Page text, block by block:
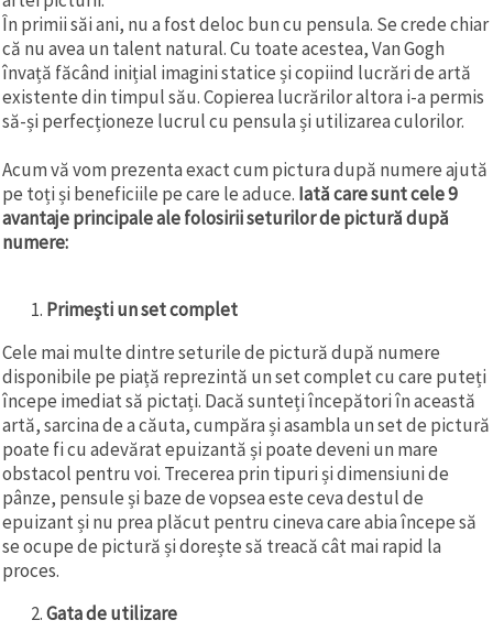
În primii săi ani, nu a fost deloc bun cu pensula. Se crede chiar
că nu avea un talent natural. Cu toate acestea, Van Gogh
învață făcând inițial imagini statice și copiind lucrări de artă
existente din timpul său. Copierea lucrărilor altora i-a permis
să-și perfecționeze lucrul cu pensula și utilizarea culorilor.
Acum vă vom prezenta exact cum pictura după numere ajută
pe toți și beneficiile pe care le aduce. Iată care sunt cele 9
avantaje principale ale folosirii seturilor de pictură după
numere:
Primești un set complet
Cele mai multe dintre seturile de pictură după numere
disponibile pe piață reprezintă un set complet cu care puteți
începe imediat să pictați. Dacă sunteți începători în această
artă, sarcina de a căuta, cumpăra și asambla un set de pictură
poate fi cu adevărat epuizantă și poate deveni un mare
obstacol pentru voi. Trecerea prin tipuri și dimensiuni de
pânze, pensule și baze de vopsea este ceva destul de
epuizant și nu prea plăcut pentru cineva care abia începe să
se ocupe de pictură și dorește să treacă cât mai rapid la
proces.
Gata de utilizare